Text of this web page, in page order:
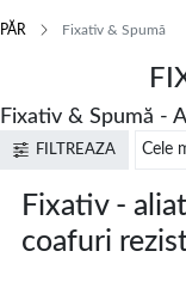
PĂR Fixativ & Spumă
Fixativ & Spumă -
FILTREAZA
Fixativ -
coafuri